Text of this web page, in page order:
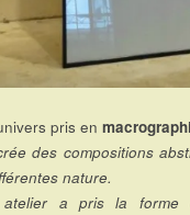
pris en
des compositions
nature.
a pris la forme